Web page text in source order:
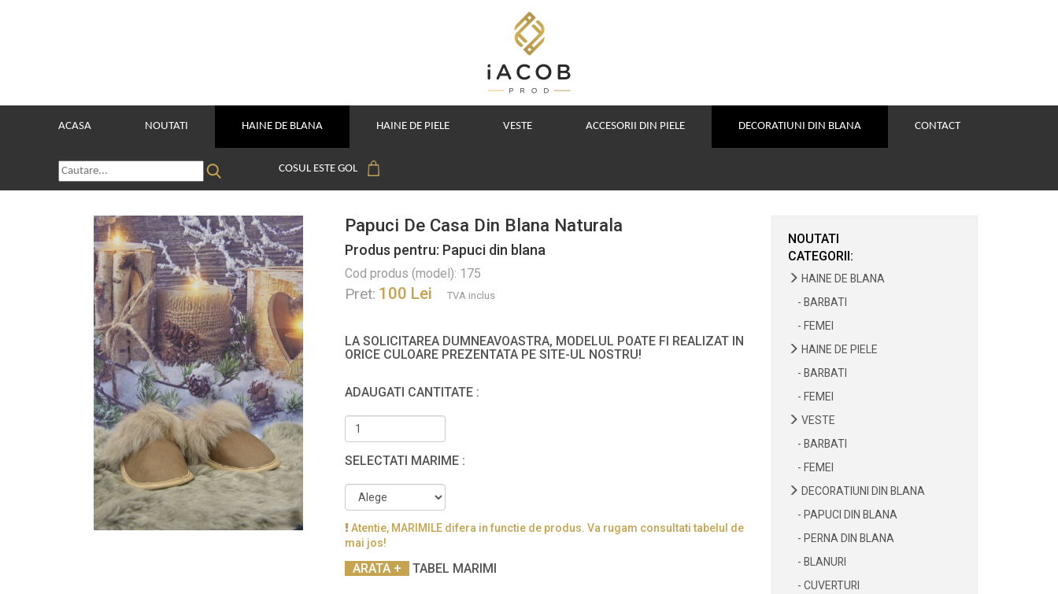
ACASA NOUTATI HAINE DE BLANA HAINE DE PIELE VESTE ACCESORII DIN PIELE DECORATIUNI DIN BLANA CONTACT
COSUL ESTE GOL
Papuci De Casa Din Blana Naturala
Produs pentru: Papuci din blana
Cod produs (model): 175
Pret: 100 Lei TVA inclus
LA SOLICITAREA DUMNEAVOASTRA, MODELUL POATE FI REALIZAT IN
ORICE CULOARE PREZENTATA PE SITE-UL NOSTRU!
ADAUGATI CANTITATE :
SELECTATI MARIME :
Atentie, MARIMILE difera in functie de produs. Va rugam consultati tabelul de
mai jos!
TABEL MARIMI
NOUTATI
CATEGORII:
HAINE DE BLANA
- BARBATI
- FEMEI
HAINE DE PIELE
- BARBATI
- FEMEI
VESTE
- BARBATI
- FEMEI
DECORATIUNI DIN BLANA
- PAPUCI DIN BLANA
- PERNA DIN BLANA
- BLANURI
- CUVERTURI